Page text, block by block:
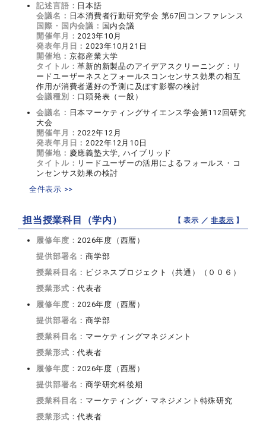
記述言語： 日本語
会議名： 日本消費者行動研究学会 第67回コンファレンス
国際・国内会議： 国内会議
開催年月： 2023年10月
発表年月日： 2023年10月21日
開催地： 京都産業大学
タイトル：革新的新製品のアイデアスクリーニング：リ
ードユーザーネスとフォールスコンセンサス効果の相互
作用が消費者選好の予測に及ぼす影響の検討
会議種別： 口頭発表（一般）
会議名： 日本マーケティングサイエンス学会第112回研究
大会
開催年月： 2022年12月
発表年月日： 2022年12月10日
開催地： 慶應義塾大学, ハイブリッド
タイトル： リードユーザーの活用によるフォールス・コ
ンセンサス効果の検討
全件表示 >>
担当授業科目（学内） 【 表示 ／非表示 】
履修年度： 2026年度（西暦）
提供部署名：商学部
授業科目名： ビジネスプロジェクト（共通）（００６）
授業形式：代表者
履修年度： 2026年度（西暦）
提供部署名：商学部
授業科目名： マーケティングマネジメント
授業形式：代表者
履修年度： 2026年度（西暦）
提供部署名：商学研究科後期
授業科目名： マーケティング・マネジメント特殊研究
授業形式：代表者